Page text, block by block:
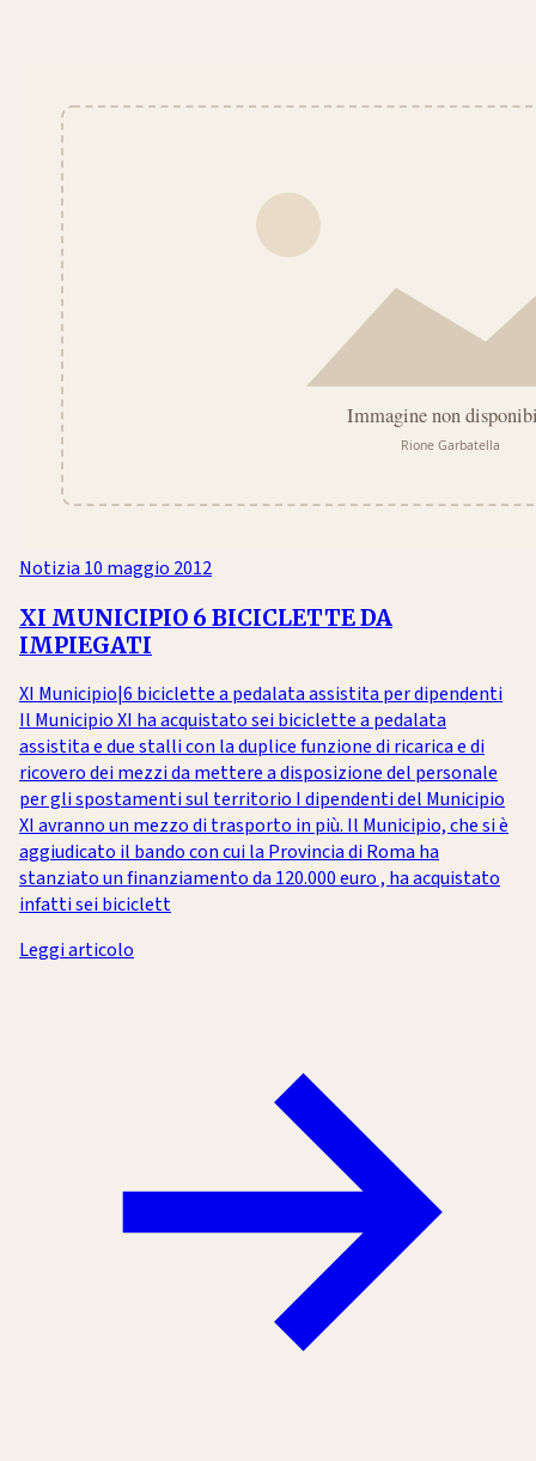
Notizia 10 maggio 2012
XI MUNICIPIO 6 BICICLETTE DA
IMPIEGATI
XI Municipio|6 biciclette a pedalata assistita per dipendenti
Il Municipio XI ha acquistato sei biciclette a pedalata
assistita e due stalli con la duplice funzione di ricarica e di
ricovero dei mezzi da mettere a disposizione del personale
per gli spostamenti sul territorio I dipendenti del Municipio
XI avranno un mezzo di trasporto in più. Il Municipio, che si è
aggiudicato il bando con cui la Provincia di Roma ha
stanziato un finanziamento da 120.000 euro , ha acquistato
infatti sei biciclett
Leggi articolo